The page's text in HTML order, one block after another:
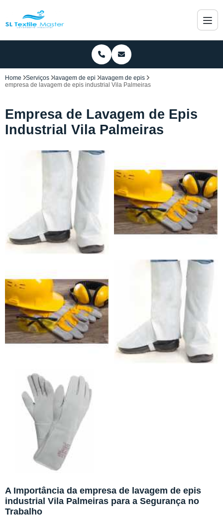
Home Serviços lavagem de epi
lavagem de epis
empresa de lavagem de epis industrial Vila Palmeiras
Empresa de Lavagem de Epis
Industrial Vila Palmeiras
A Importância da empresa de lavagem de epis
industrial Vila Palmeiras para a Segurança no
Trabalho